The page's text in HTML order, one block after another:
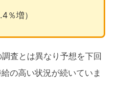
％増）
査とは異なり予想を下回
の高い状況が続いていま